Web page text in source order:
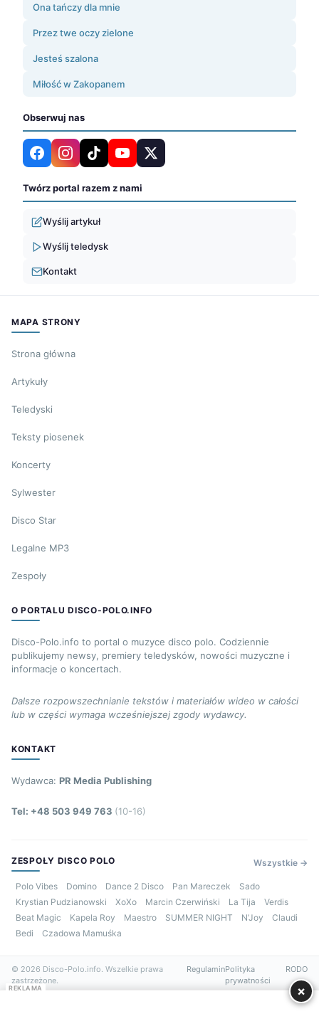
Ona tańczy dla mnie
Przez twe oczy zielone
Jesteś szalona
Miłość w Zakopanem
Obserwuj nas
Twórz portal razem z nami
Wyślij artykuł
Wyślij teledysk
Kontakt
MAPA STRONY
Strona główna
Artykuły
Teledyski
Teksty piosenek
Koncerty
Sylwester
Disco Star
Legalne MP3
Zespoły
O PORTALU DISCO-POLO.INFO
Disco-Polo.info to portal o muzyce disco polo. Codziennie
publikujemy newsy, premiery teledysków, nowości muzyczne i
informacje o koncertach.
Dalsze rozpowszechnianie tekstów i materiałów wideo w całości
lub w części wymaga wcześniejszej zgody wydawcy.
KONTAKT
Wydawca: PR Media Publishing
Tel: +48 503 949 763 (10-16)
ZESPOŁY DISCO POLO Wszystkie →
Polo Vibes Domino Dance 2 Disco Pan Mareczek
Sado
Krystian Pudzianowski
XoXo Marcin Czerwiński La Tija
Verdis
Beat Magic
Kapela Roy Maestro SUMMER NIGHT N’Joy
Claudi
Bedi
Czadowa Mamuśka
© 2026 Disco-Polo.info. Wszelkie prawa
zastrzeżone.
RegulaminPolityka
prywatności
RODO
REKLAMA ×